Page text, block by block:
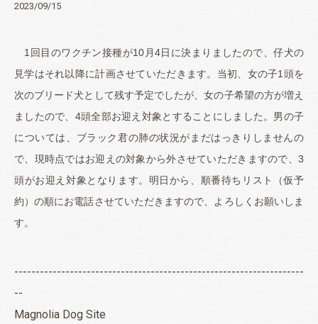
2023/09/15
1 回目のワクチン接種が10月4日に決まりましたので、仔犬の
見学はそれ以降に計画させていただきます。当初、女の子1頭を
次のブリード犬として残す予定でしたが、女の子希望の方が増え
ましたので、4頭全部お迎え対象とすることにしました。男の子
については、ブラック君の肺の状況がまだはっきりしませんの
で、現時点ではお迎えの対象から外させていただきますので、3
頭がお迎え対象となります。明日から、順番待ちリスト（仮予
約）の順にお電話させていただきますので、よろしくお願いしま
す。
--------------------------------------------------------------------
--
Magnolia Dog Site